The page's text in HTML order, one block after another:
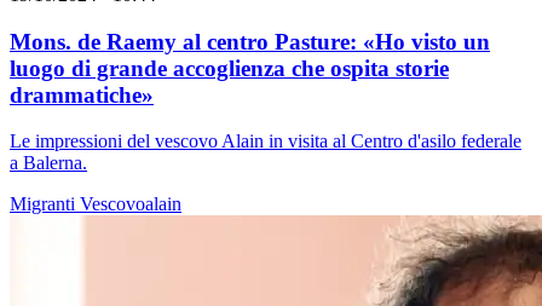
Mons. de Raemy al centro Pasture: «Ho visto un
luogo di grande accoglienza che ospita storie
drammatiche»
Le impressioni del vescovo Alain in visita al Centro d'asilo federale
a Balerna.
Migranti Vescovoalain